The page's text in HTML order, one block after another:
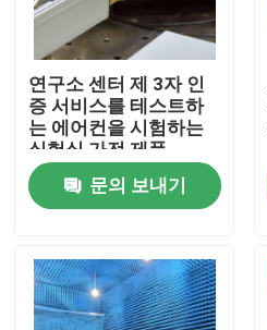
시험 산물
연구소 센터 제 3자 인
증 서비스를 테스트하
는 에어컨을 시험하는
실험실 가전 제품
문의 보내기